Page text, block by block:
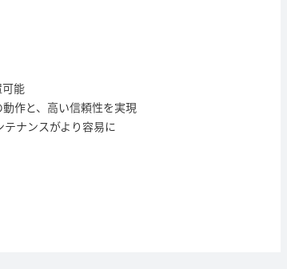
能
作と、高い信頼性を実現
ナンスがより容易に